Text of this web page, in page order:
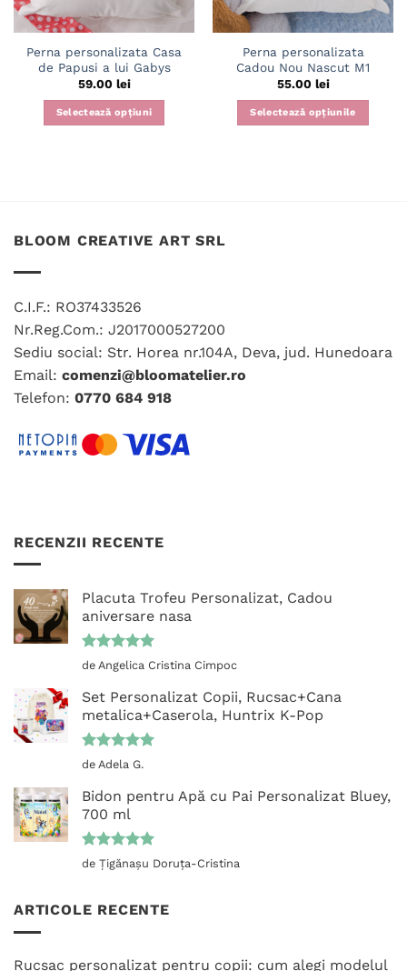
Perna personalizata Casa
de Papusi a lui Gabys
59.00 lei
Selectează opțiuni
Perna personalizata
Cadou Nou Nascut M1
55.00 lei
Selectează opțiunile
BLOOM CREATIVE ART SRL
C.I.F.: RO37433526
Nr.Reg.Com.: J2017000527200
Sediu social: Str. Horea nr.104A, Deva, jud. Hunedoara
Email: comenzi@bloomatelier.ro
Telefon: 0770 684 918
RECENZII RECENTE
Placuta Trofeu Personalizat, Cadou
aniversare nasa
Evaluat la
din 5
de Angelica Cristina Cimpoc
Set Personalizat Copii, Rucsac+Cana
metalica+Caserola, Huntrix K-Pop
Evaluat la
de Adela G.
Bidon pentru Apă cu Pai Personalizat Bluey,
700 ml
Evaluat la
din 5
de Țigănașu Doruța-Cristina
ARTICOLE RECENTE
Rucsac personalizat pentru copii: cum alegi modelul